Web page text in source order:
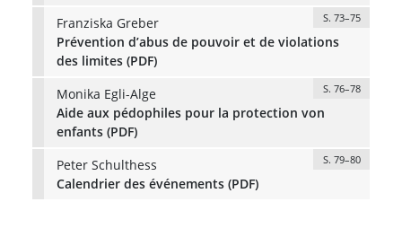
Franziska Greber
S. 73–75
Prévention d’abus de pouvoir et de violations
des limites (PDF)
Monika Egli-Alge
S. 76–78
Aide aux pédophiles pour la protection von
enfants (PDF)
Peter Schulthess
S. 79–80
Calendrier des événements (PDF)